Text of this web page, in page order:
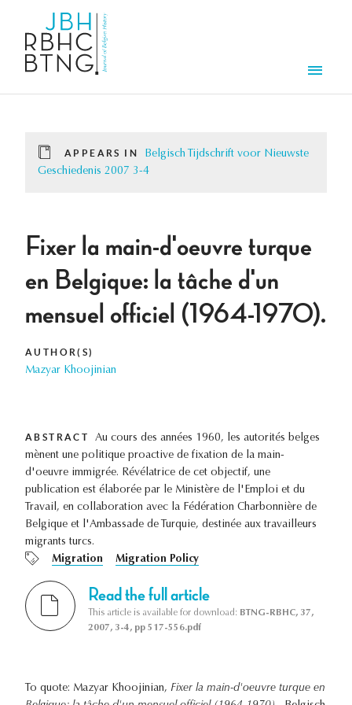
APPEARS IN
Belgisch Tijdschrift voor Nieuwste
Geschiedenis 2007 3-4
Fixer la main-d'oeuvre turque
en Belgique: la tâche d'un
mensuel officiel (1964-1970).
AUTHOR(S)
Mazyar Khoojinian
ABSTRACT
Au cours des années 1960, les autorités belges
mènent une politique proactive de fixation de la main-
d'oeuvre immigrée. Révélatrice de cet objectif, une
publication est élaborée par le Ministère de l'Emploi et du
Travail, en collaboration avec la Fédération Charbonnière de
Belgique et l'Ambassade de Turquie, destinée aux travailleurs
migrants turcs.
Migration
Migration Policy
Read the full article
This article is available for download: BTNG-RBHC, 37,
2007, 3-4, pp 517-556.pdf
To quote: Mazyar Khoojinian, Fixer la main-d'oeuvre turque en